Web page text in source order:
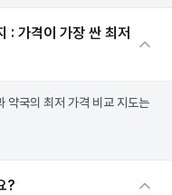
: 가격이 가장 싼 최저
국의 최저 가격 비교 지도는
?